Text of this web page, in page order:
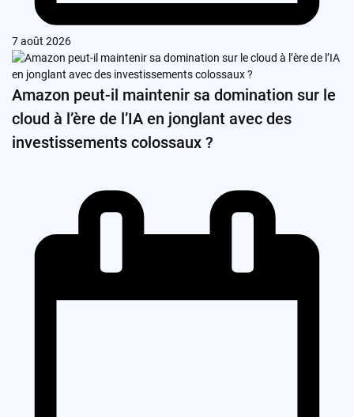
7 août 2026
Amazon peut-il maintenir sa domination sur le
cloud à l’ère de l’IA en jonglant avec des
investissements colossaux ?